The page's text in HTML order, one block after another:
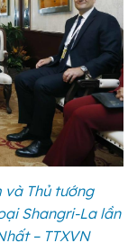
và Thủ tướng
Shangri-La lần
– TTXVN